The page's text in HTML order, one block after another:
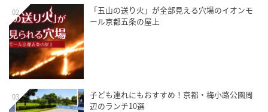
02
「五山の送り火」が全部見える穴場のイオンモ
ール京都五条の屋上
03
子ども連れにもおすすめ！京都・梅小路公園周
辺のランチ10選